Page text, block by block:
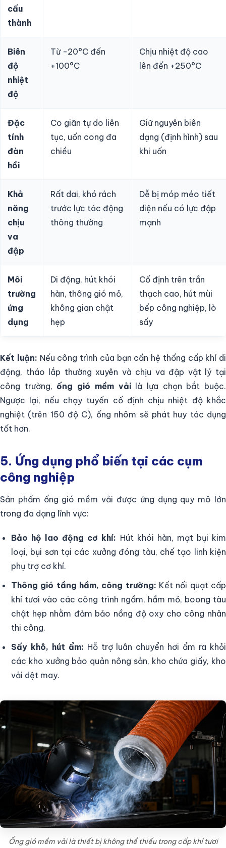
cấu
thành
Biên
độ
nhiệt
độ
Từ -20°C đến
+100°C
Chịu nhiệt độ cao
lên đến +250°C
Đặc
tính
đàn
hồi
Co giãn tự do liên
tục, uốn cong đa
chiều
Giữ nguyên biên
dạng (định hình) sau
khi uốn
Khả
năng
chịu
va
đập
Rất dai, khó rách
trước lực tác động
thông thường
Dễ bị móp méo tiết
diện nếu có lực đập
mạnh
Môi
trường
ứng
dụng
Di động, hút khói
hàn, thông gió mỏ,
không gian chật
hẹp
Cố định trên trần
thạch cao, hút mùi
bếp công nghiệp, lò
sấy
Kết luận: Nếu công trình của bạn cần hệ thống cấp khí di
động, tháo lắp thường xuyên và chịu va đập vật lý tại
công trường,ống gió mềm vảilà lựa chọn bắt buộc.
Ngược lại, nếu chạy tuyến cố định chịu nhiệt độ khắc
nghiệt (trên 150 độ C), ống nhôm sẽ phát huy tác dụng
tốt hơn.
5. Ứng dụng phổ biến tại các cụm
công nghiệp
Sản phẩm ống gió mềm vải được ứng dụng quy mô lớn
trong đa dạng lĩnh vực:
Bảo hộ lao động cơ khí: Hút khói hàn, mạt bụi kim
loại, bụi sơn tại các xưởng đóng tàu, chế tạo linh kiện
phụ trợ cơ khí.
Thông gió tầng hầm, công trường: Kết nối quạt cấp
khí tươi vào các công trình ngầm, hầm mỏ, boong tàu
chật hẹp nhằm đảm bảo nồng độ oxy cho công nhân
thi công.
Sấy khô, hút ẩm: Hỗ trợ luân chuyển hơi ẩm ra khỏi
các kho xưởng bảo quản nông sản, kho chứa giấy, kho
vải dệt may.
Ống gió mềm vải là thiết bị không thể thiếu trong cấp khí tươi